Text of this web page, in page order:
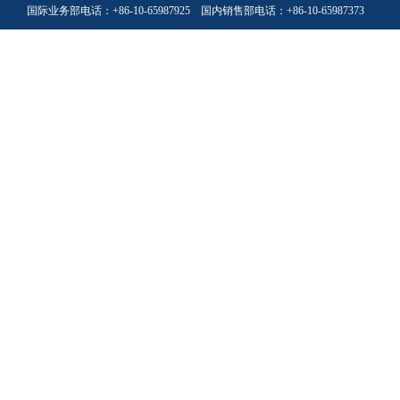
国际业务部电话：+86-10-65987925 国内销售部电话：+86-10-65987373